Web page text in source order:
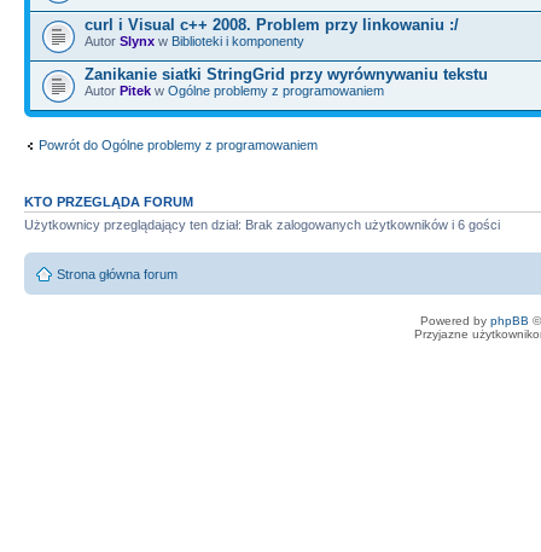
curl i Visual c++ 2008. Problem przy linkowaniu :/
Autor Slynx w Biblioteki i komponenty
Zanikanie siatki StringGrid przy wyrównywaniu tekstu
Autor Pitek w Ogólne problemy z programowaniem
Powrót do Ogólne problemy z programowaniem
KTO PRZEGLĄDA FORUM
Użytkownicy przeglądający ten dział: Brak zalogowanych użytkowników i 6 gości
Strona główna forum
Powered by phpBB
Przyjazne